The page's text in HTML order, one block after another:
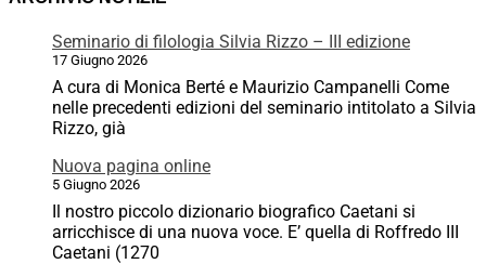
Seminario di filologia Silvia Rizzo – III edizione
17 Giugno 2026
A cura di Monica Berté e Maurizio Campanelli Come
nelle precedenti edizioni del seminario intitolato a Silvia
Rizzo, già
Nuova pagina online
5 Giugno 2026
Il nostro piccolo dizionario biografico Caetani si
arricchisce di una nuova voce. E’ quella di Roffredo III
Caetani (1270